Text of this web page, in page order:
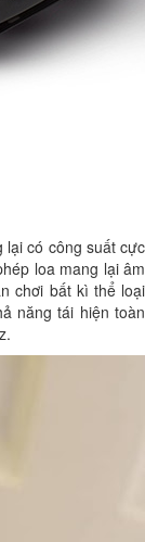
lại có công suất cực
loa mang lại âm
chơi bất kì thể loại
năng tái hiện toàn